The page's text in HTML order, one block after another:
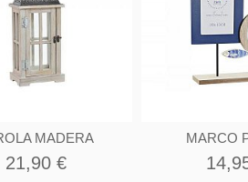
MADERA
21,90 €
MARCO